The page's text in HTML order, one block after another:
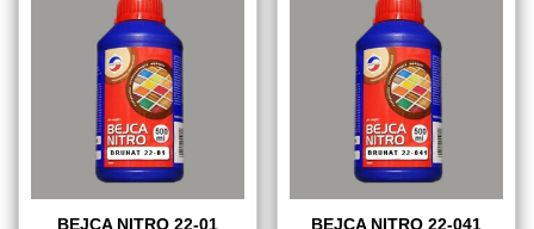
BEJCA NITRO 22-01
BEJCA NITRO 22-041